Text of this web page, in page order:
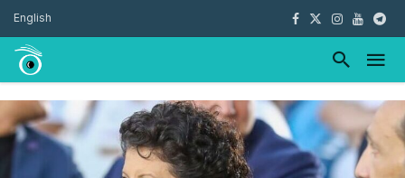
English